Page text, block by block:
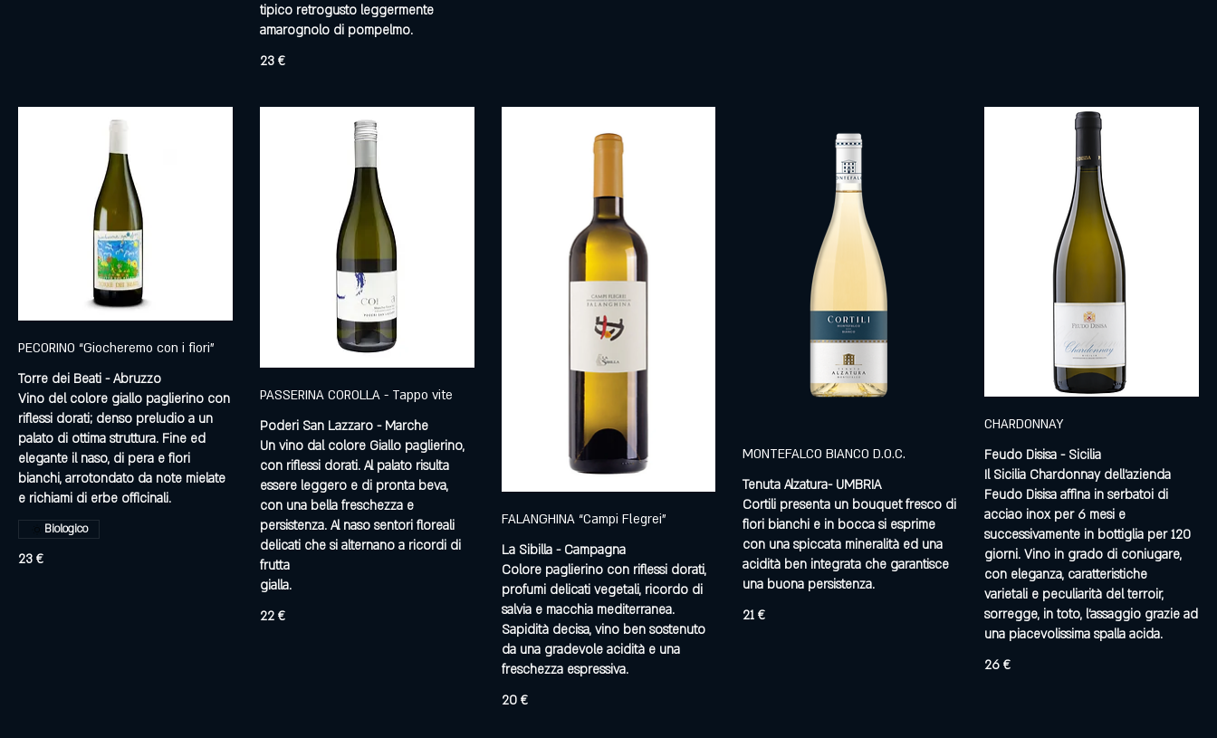
tipico retrogusto leggermente
amarognolo di pompelmo.
23 €
PECORINO “Giocheremo con i fiori”
Torre dei Beati - Abruzzo
Vino del colore giallo paglierino con
riflessi dorati; denso preludio a un
palato di ottima struttura. Fine ed
elegante il naso, di pera e fiori
bianchi, arrotondato da note mielate
e richiami di erbe officinali.
23 €
Biologico
PASSERINA COROLLA - Tappo vite
Poderi San Lazzaro - Marche
Un vino dal colore Giallo paglierino,
con riflessi dorati. Al palato risulta
essere leggero e di pronta beva,
con una bella freschezza e
persistenza. Al naso sentori floreali
delicati che si alternano a ricordi di
frutta
gialla.
22 €
FALANGHINA “Campi Flegrei”
La Sibilla - Campagna
Colore paglierino con riflessi dorati,
profumi delicati vegetali, ricordo di
salvia e macchia mediterranea.
Sapidità decisa, vino ben sostenuto
da una gradevole acidità e una
freschezza espressiva.
20 €
MONTEFALCO BIANCO D.O.C.
Tenuta Alzatura- UMBRIA
Cortili presenta un bouquet fresco di
fiori bianchi e in bocca si esprime
con una spiccata mineralità ed una
acidità ben integrata che garantisce
una buona persistenza.
21 €
CHARDONNAY
Feudo Disisa - Sicilia
Il Sicilia Chardonnay dell'azienda
Feudo Disisa affina in serbatoi di
acciao inox per 6 mesi e
successivamente in bottiglia per 120
giorni. Vino in grado di coniugare,
con eleganza, caratteristiche
varietali e peculiarità del terroir,
sorregge, in toto, l'assaggio grazie ad
una piacevolissima spalla acida.
26 €